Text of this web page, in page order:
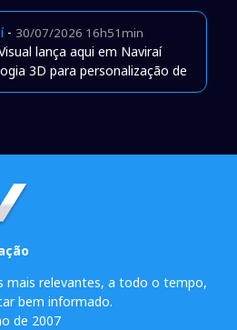
- 30/07/2026 16h51min
lança aqui em Naviraí
3D para personalização de
mais relevantes, a todo o tempo,
bem informado.
de 2007